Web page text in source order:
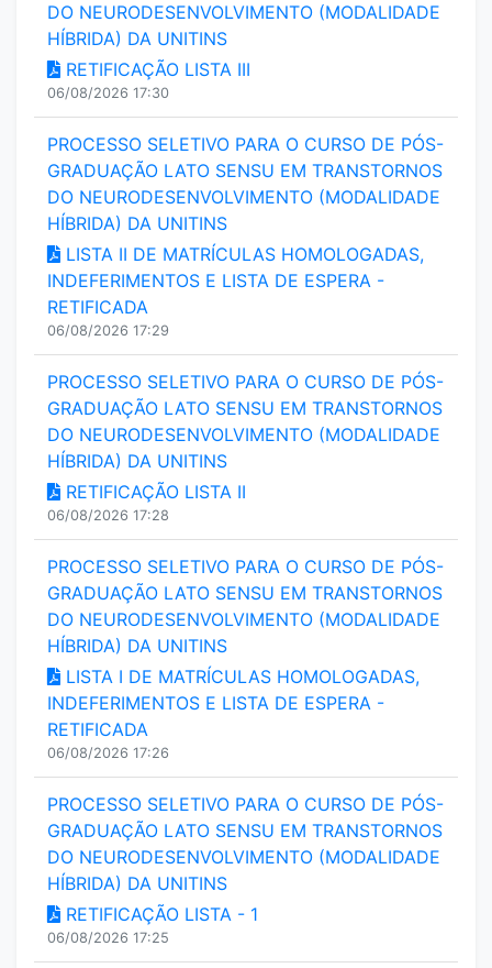
DO NEURODESENVOLVIMENTO (MODALIDADE
HÍBRIDA) DA UNITINS
RETIFICAÇÃO LISTA III
06/08/2026 17:30
PROCESSO SELETIVO PARA O CURSO DE PÓS-
GRADUAÇÃO LATO SENSU EM TRANSTORNOS
DO NEURODESENVOLVIMENTO (MODALIDADE
HÍBRIDA) DA UNITINS
LISTA II DE MATRÍCULAS HOMOLOGADAS,
INDEFERIMENTOS E LISTA DE ESPERA -
RETIFICADA
06/08/2026 17:29
PROCESSO SELETIVO PARA O CURSO DE PÓS-
GRADUAÇÃO LATO SENSU EM TRANSTORNOS
DO NEURODESENVOLVIMENTO (MODALIDADE
HÍBRIDA) DA UNITINS
RETIFICAÇÃO LISTA II
06/08/2026 17:28
PROCESSO SELETIVO PARA O CURSO DE PÓS-
GRADUAÇÃO LATO SENSU EM TRANSTORNOS
DO NEURODESENVOLVIMENTO (MODALIDADE
HÍBRIDA) DA UNITINS
LISTA I DE MATRÍCULAS HOMOLOGADAS,
INDEFERIMENTOS E LISTA DE ESPERA -
RETIFICADA
06/08/2026 17:26
PROCESSO SELETIVO PARA O CURSO DE PÓS-
GRADUAÇÃO LATO SENSU EM TRANSTORNOS
DO NEURODESENVOLVIMENTO (MODALIDADE
HÍBRIDA) DA UNITINS
RETIFICAÇÃO LISTA - 1
06/08/2026 17:25